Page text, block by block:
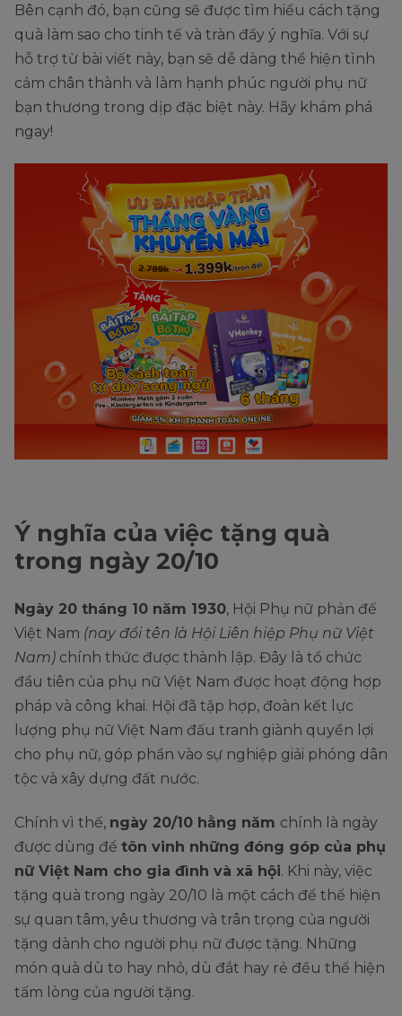
Bên cạnh đó, bạn cũng sẽ được tìm hiểu cách tặng
quà làm sao cho tinh tế và tràn đầy ý nghĩa. Với sự
hỗ trợ từ bài viết này, bạn sẽ dễ dàng thể hiện tình
cảm chân thành và làm hạnh phúc người phụ nữ
bạn thương trong dịp đặc biệt này. Hãy khám phá
ngay!
Ý nghĩa của việc tặng quà
trong ngày 20/10
Ngày 20 tháng 10 năm 1930, Hội Phụ nữ phản đế
Việt Nam (nay đổi tên là Hội Liên hiệp Phụ nữ Việt
Nam) chính thức được thành lập. Đây là tổ chức
đầu tiên của phụ nữ Việt Nam được hoạt động hợp
pháp và công khai. Hội đã tập hợp, đoàn kết lực
lượng phụ nữ Việt Nam đấu tranh giành quyền lợi
cho phụ nữ, góp phần vào sự nghiệp giải phóng dân
tộc và xây dựng đất nước.
Chính vì thế, ngày 20/10 hằng năm chính là ngày
được dùng để tôn vinh những đóng góp của phụ
nữ Việt Nam cho gia đình và xã hội. Khi này, việc
tặng quà trong ngày 20/10 là một cách để thể hiện
sự quan tâm, yêu thương và trân trọng của người
tặng dành cho người phụ nữ được tặng. Những
món quà dù to hay nhỏ, dù đắt hay rẻ đều thể hiện
tấm lòng của người tặng.